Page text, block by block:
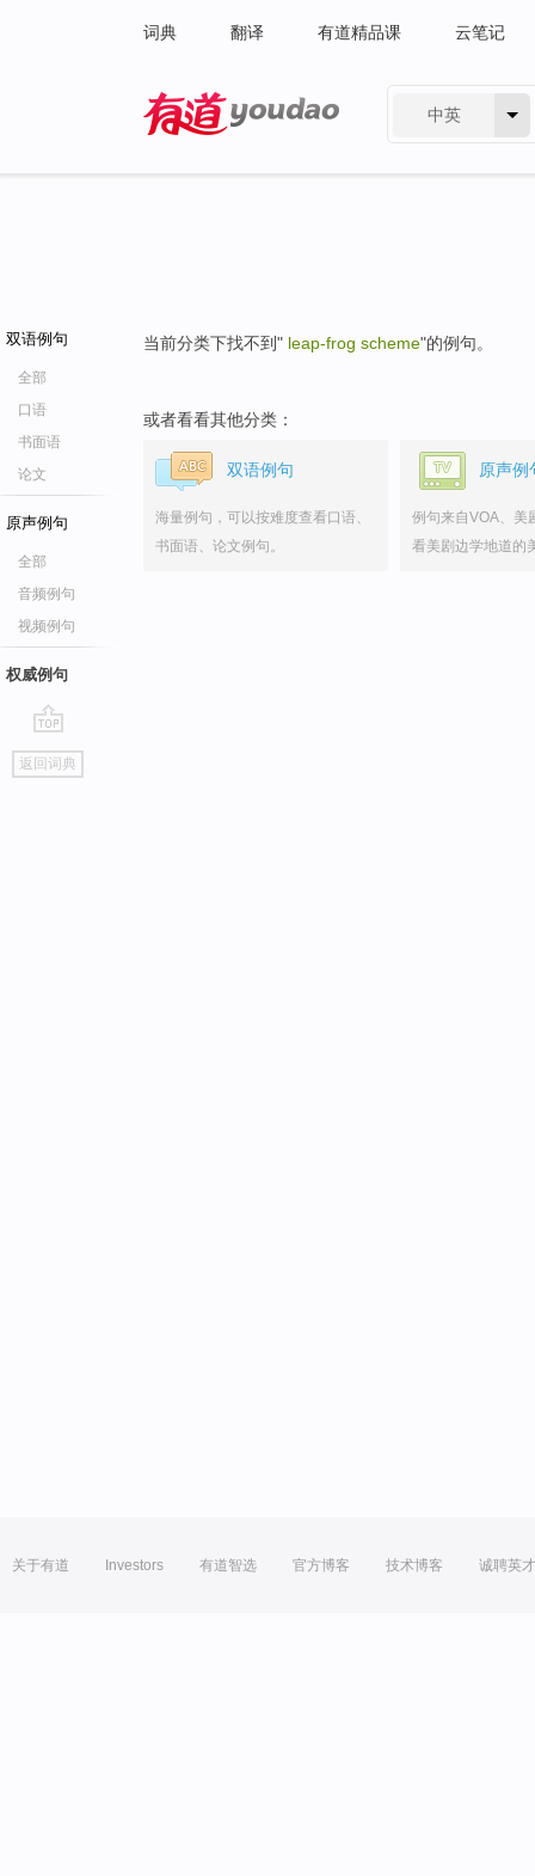
词典 翻译 有道精品课 云笔记
中英
双语例句
全部
口语
书面语
论文
原声例句
全部
音频例句
视频例句
权威例句
go
top
返回词典
当前分类下找不到" leap-frog scheme"的例句。
或者看看其他分类：
双语例句
海量例句，可以按难度查看口语、
书面语、论文例句。
原声例
例句来自VOA、美
看美剧边学地道的
关于有道 Investors 有道智选 官方博客 技术博客 诚聘英才